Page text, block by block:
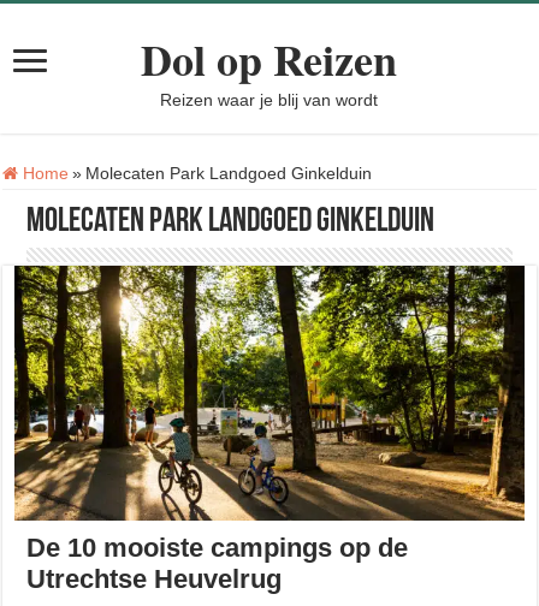
Dol op Reizen
Reizen waar je blij van wordt
Home » Tag:
Molecaten Park Landgoed Ginkelduin
Molecaten Park Landgoed Ginkelduin
De 10 mooiste campings op de
Utrechtse Heuvelrug